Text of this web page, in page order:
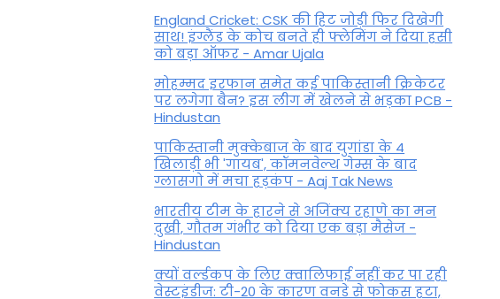
England Cricket: CSK की हिट जोड़ी फिर दिखेगी
साथ! इंग्लैंड के कोच बनते ही फ्लेमिंग ने दिया हसी
को बड़ा ऑफर - Amar Ujala
मोहम्मद इरफान समेत कई पाकिस्तानी क्रिकेटर
पर लगेगा बैन? इस लीग में खेलने से भड़का PCB -
Hindustan
पाकिस्तानी मुक्केबाज के बाद युगांडा के 4
खिलाड़ी भी 'गायब', कॉमनवेल्थ गेम्स के बाद
ग्लासगो में मचा हड़कंप - Aaj Tak News
भारतीय टीम के हारने से अजिंक्य रहाणे का मन
दुखी, गौतम गंभीर को दिया एक बड़ा मैसेज -
Hindustan
क्यों वर्ल्डकप के लिए क्वालिफाई नहीं कर पा रही
वेस्टइंडीज: टी-20 के कारण वनडे से फोकस हटा,